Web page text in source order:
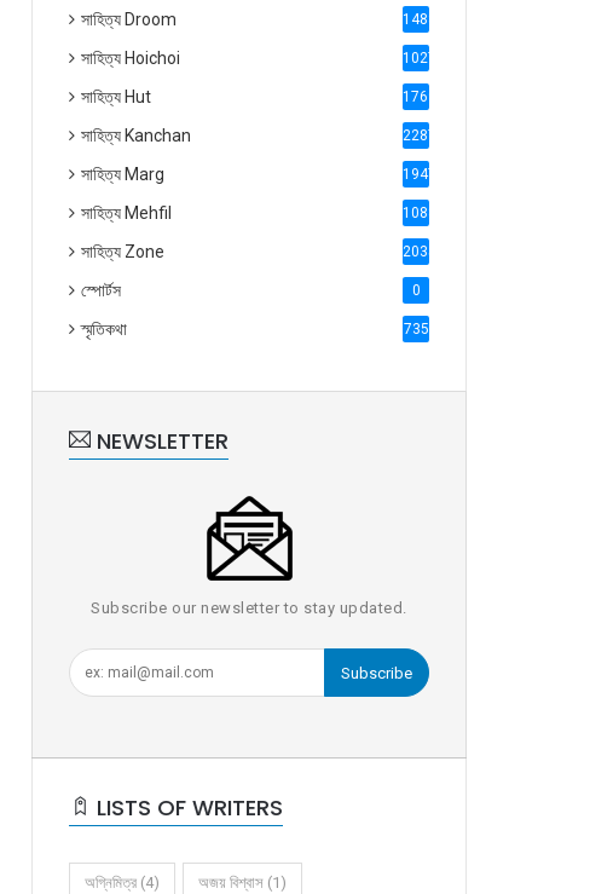
সাহিত্য Droom 1488
সাহিত্য Hoichoi 1027
সাহিত্য Hut 1769
সাহিত্য Kanchan 2287
সাহিত্য Marg 1947
সাহিত্য Mehfil 1088
সাহিত্য Zone 2035
স্পোর্টস 0
স্মৃতিকথা 735
NEWSLETTER
Subscribe our newsletter to stay updated.
Subscribe
LISTS OF WRITERS
অগ্নিমিত্র (4) অজয় বিশ্বাস (1)